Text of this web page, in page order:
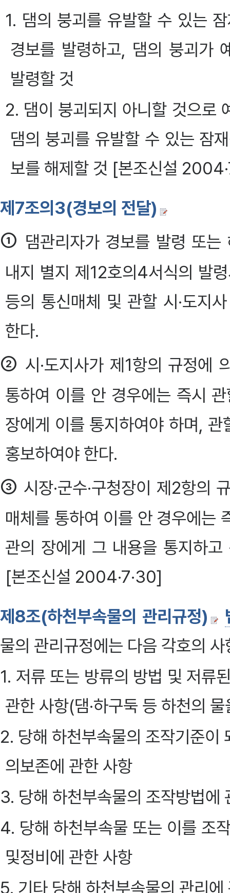
1. 댐의 붕괴를 유발할 수 있는
경보를 발령하고, 댐의 붕괴가
발령할 것
2. 댐이 붕괴되지 아니할 것으로
댐의 붕괴를 유발할 수 있는 잠
보를 해제할 것 [본조신설
제7조의3(경보의 전달)
① 댐관리자가 경보를 발령 또
내지 별지 제12호의4서식의 발
등의 통신매체 및 관할 시·도지
한다.
② 시·도지사가 제1항의 규정에
통하여 이를 안 경우에는 즉시
장에게 이를 통지하여야 하며,
홍보하여야 한다.
③ 시장·군수·구청장이 제2항의
매체를 통하여 이를 안 경우에는
관의 장에게 그 내용을 통지하
[본조신설 2004·7·30]
제8조(하천부속물의 관리규정)
물의 관리규정에는 다음 각호의
1. 저류 또는 방류의 방법 및 저류
관한 사항(댐·하구둑 등 하천의
2. 당해 하천부속물의 조작기준이
의보존에 관한 사항
3. 당해 하천부속물의 조작방법에
4. 당해 하천부속물 또는 이를 조
및정비에 관한 사항
5. 기타 당해 하천부속물의 관리